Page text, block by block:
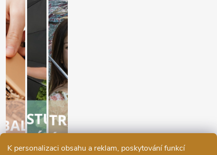
K personalizaci obsahu a reklam, poskytování funkcí